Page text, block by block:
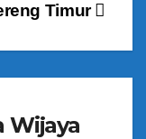
Timur
Wijaya